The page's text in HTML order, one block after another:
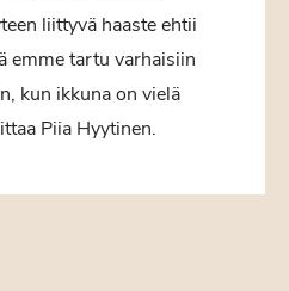
liittyvä haaste ehtii
emme tartu varhaisiin
kun ikkuna on vielä
Piia Hyytinen.